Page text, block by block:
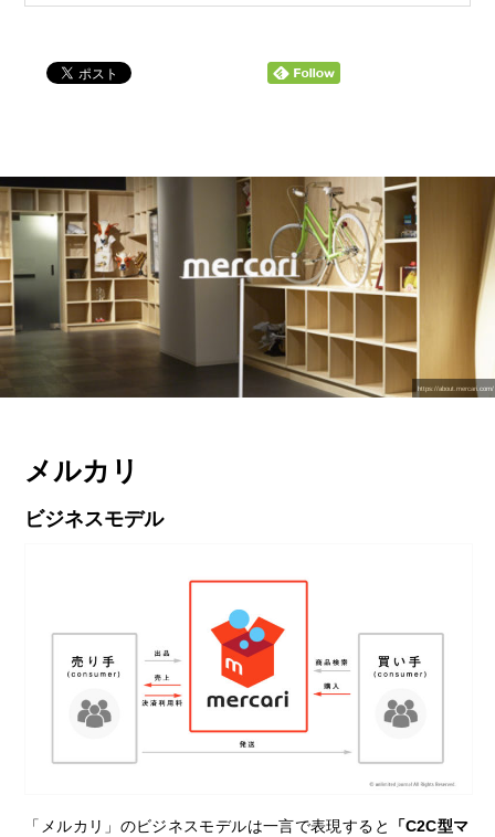
https://about.mercari.com/
メルカリ
ビジネスモデル
「メルカリ」のビジネスモデルは一言で表現すると
「C2C型マ